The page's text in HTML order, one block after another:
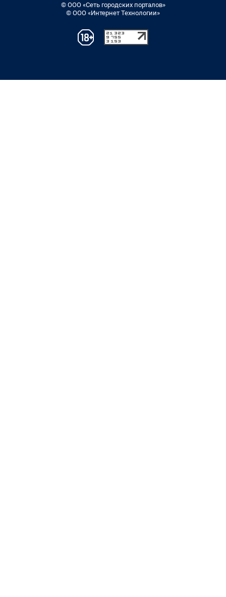
© ООО «Сеть городских порталов»
© ООО «Интернет Технологии»